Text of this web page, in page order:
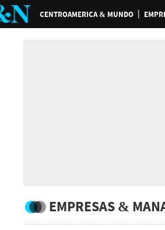
CENTROAMERICA & MUNDO
EMPRESAS &